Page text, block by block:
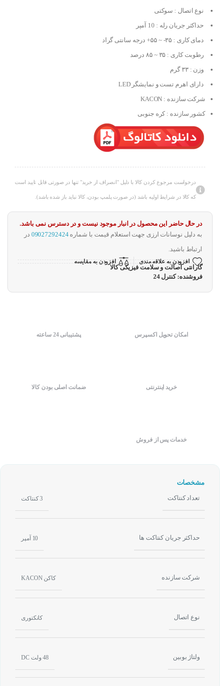
نوع اتصال : سوکتی
حداکثر جریان رله : 10 آمپر
دمای کاری : ۳۵- ~ ۵۵+ درجه سانتی گراد
رطوبت کاری : ۳۵ ~ ۸۵ درصد
وزن : ۳۳ گرم
دارای اهرم تست و نمایشگر LED
شرکت سازنده : KACON
کشور سازنده : کره جنوبی
درخواست مرجوع کردن کالا با دلیل "انصراف از خرید" تنها در صورتی قابل تایید است
که کالا در شرایط اولیه باشد (در صورت پلمپ بودن، کالا نباید باز شده باشد).
در حال حاضر این محصول در انبار موجود نیست و در دسترس نمی باشد.
به دلیل نوسانات ارزی جهت استعلام قیمت با شماره09027292424 در
ارتباط باشید.
افزودن به علاقه مندی افزودن به مقایسه
گارانتی اصالت و سلامت فیزیکی کالا
فروشنده: کنترل 24
امکان تحویل اکسپرس پشتیبانی 24 ساعته
خرید اینترنتی ضمانت اصلی بودن کالا
خدمات پس از فروش
مشخصات
تعداد کنتاکت 3 کنتاکت
حداکثر جریان کنتاکت ها 10 آمپر
شرکت سازنده کاکن KACON
نوع اتصال کانکتوری
ولتاژ بوبین 48 ولت DC